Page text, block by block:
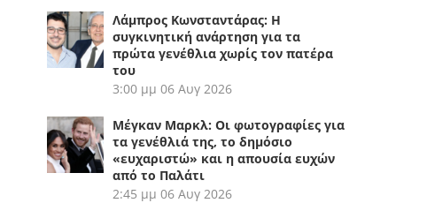
Λάμπρος Κωνσταντάρας: Η
συγκινητική ανάρτηση για τα
πρώτα γενέθλια χωρίς τον πατέρα
του
3:00 μμ 06 Αυγ 2026
Μέγκαν Μαρκλ: Οι φωτογραφίες για
τα γενέθλιά της, το δημόσιο
«ευχαριστώ» και η απουσία ευχών
από το Παλάτι
2:45 μμ 06 Αυγ 2026